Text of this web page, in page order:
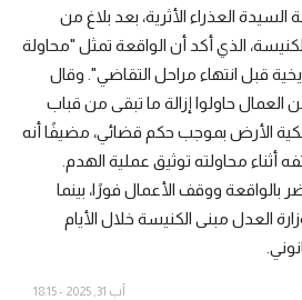
العذراء الأثرية، بعد بلاغ من
الذي أكد أن الواقعة تمثل "محاولة
قبل انتهاء مراحل التقاضي". وقال
حاولوا إزالة ما تبقى من قباب
الأرض بموجب حكم قضائي، مضيفًا أنه
محاولته توثيق عملية الهدم.
ووقف الأعمال فورًا، بينما
العدل مبنى الكنيسة خلال الأيام
آب 31, 2025 - 18:15